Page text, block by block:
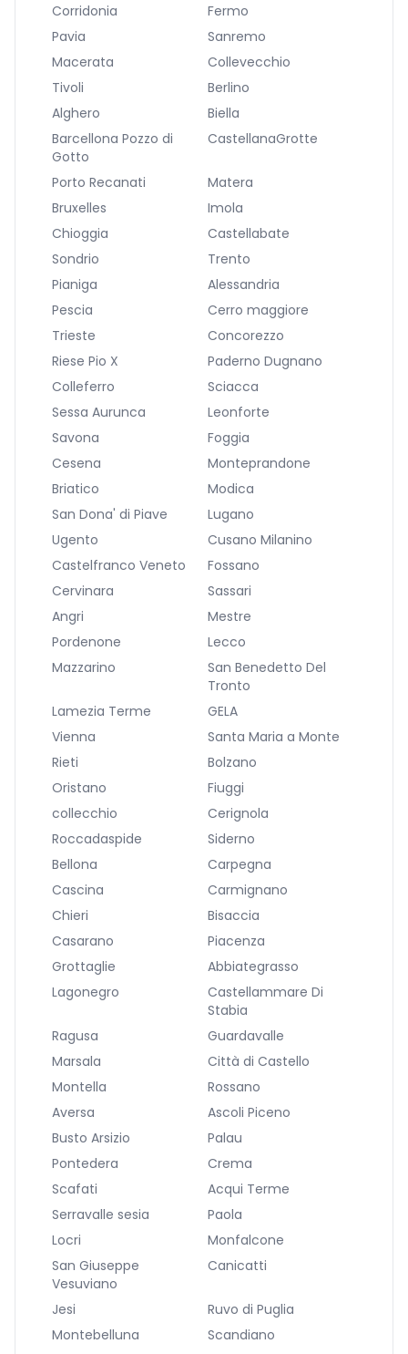
Corridonia
Fermo
Pavia
Sanremo
Macerata
Collevecchio
Tivoli
Berlino
Alghero
Biella
Barcellona Pozzo di
Gotto
CastellanaGrotte
Porto Recanati
Matera
Bruxelles
Imola
Chioggia
Castellabate
Sondrio
Trento
Pianiga
Alessandria
Pescia
Cerro maggiore
Trieste
Concorezzo
Riese Pio X
Paderno Dugnano
Colleferro
Sciacca
Sessa Aurunca
Leonforte
Savona
Foggia
Cesena
Monteprandone
Briatico
Modica
San Dona' di Piave
Lugano
Ugento
Cusano Milanino
Castelfranco Veneto
Fossano
Cervinara
Sassari
Angri
Mestre
Pordenone
Lecco
Mazzarino
San Benedetto Del
Tronto
Lamezia Terme
GELA
Vienna
Santa Maria a Monte
Rieti
Bolzano
Oristano
Fiuggi
collecchio
Cerignola
Roccadaspide
Siderno
Bellona
Carpegna
Cascina
Carmignano
Chieri
Bisaccia
Casarano
Piacenza
Grottaglie
Abbiategrasso
Lagonegro
Castellammare Di
Stabia
Ragusa
Guardavalle
Marsala
Città di Castello
Montella
Rossano
Aversa
Ascoli Piceno
Busto Arsizio
Palau
Pontedera
Crema
Scafati
Acqui Terme
Serravalle sesia
Paola
Locri
Monfalcone
San Giuseppe
Vesuviano
Canicatti
Jesi
Ruvo di Puglia
Montebelluna
Scandiano